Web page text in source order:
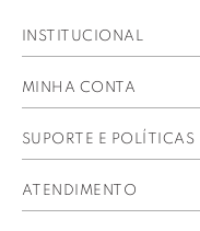
INSTITUCIONAL
Quem Somos
MINHA CONTA
Meus Dados
SUPORTE E POLÍTICAS
Política de privacidade
ATENDIMENTO